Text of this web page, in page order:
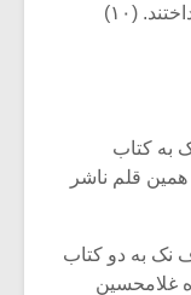
(۱۰)
به کتاب
قلم ناشر
نک به دو کتاب
غلامحسین